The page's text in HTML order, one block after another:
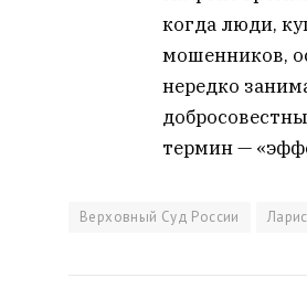
когда люди,
мошенников,
нередко
термин —
Верховный Суд России